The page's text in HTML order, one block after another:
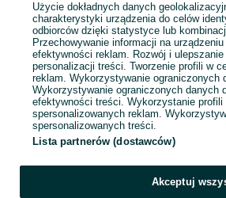
Użycie dokładnych danych
charakterystyki urządzenia do celów
odbiorców dzięki statystyce lub
Przechowywanie informacji na
efektywności reklam. Rozwój i
personalizacji treści. Tworzenie profili w
reklam. Wykorzystywanie ograniczonych
Wykorzystywanie ograniczonych danych
efektywności treści. Wykorzystanie profili
spersonalizowanych reklam.
spersonalizowanych treści.
Lista partnerów (dostawców)
Akceptuj